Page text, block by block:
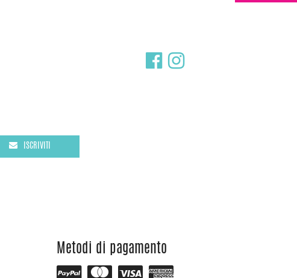
ISCRIVITI
Metodi di pagamento